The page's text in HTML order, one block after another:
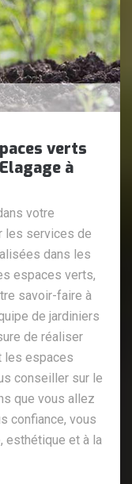
verts
à
votre
les services de
dans les
espaces verts,
savoir-faire à
de jardiniers
de réaliser
les espaces
conseiller sur le
que vous allez
confiance, vous
esthétique et à la